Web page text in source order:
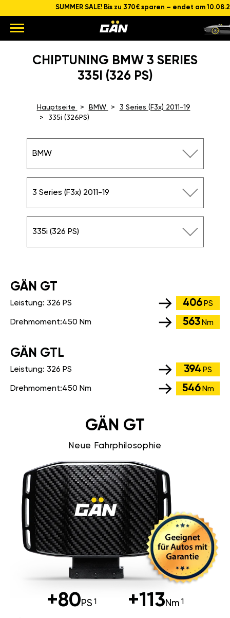
SUMMER SALE! Bis zu 370€ sparen – endet am
CHIPTUNING BMW 3 SERIES
335I (326 PS)
Hauptseite BMW
3 Series (F3x) 2011-19
335i (326PS)
BMW
3 Series (F3x) 2011-19
335i (326 PS)
GÄN GT
Leistung: 326 PS 406 PS
Drehmoment:450 Nm 563 Nm
GÄN GTL
Leistung: 326 PS 394 PS
Drehmoment:450 Nm 546 Nm
GÄN GT
Neue Fahrphilosophie
+80PS +113Nm